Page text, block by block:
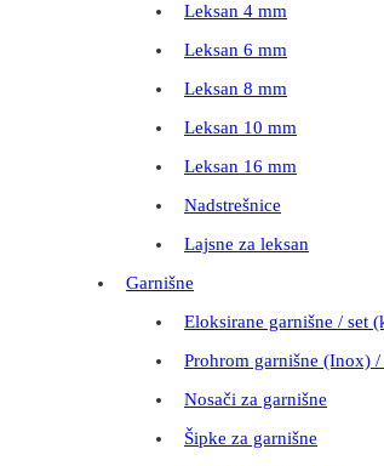
Leksan 4 mm
Leksan 6 mm
Leksan 8 mm
Leksan 10 mm
Leksan 16 mm
Nadstrešnice
Lajsne za leksan
Garnišne
Eloksirane garnišne / set
Prohrom garnišne (Inox)
Nosači za garnišne
Šipke za garnišne